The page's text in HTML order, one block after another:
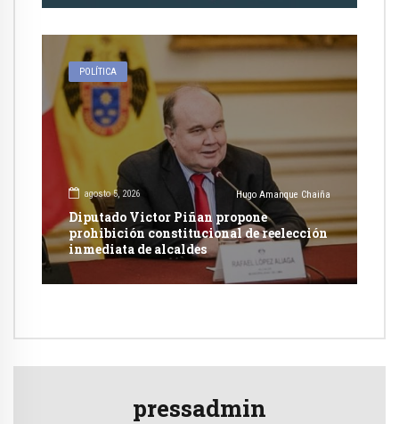
POLÍTICA
agosto 5, 2026 Hugo Amanque Chaiña
Diputado Victor Piñan propone
prohibición constitucional de reelección
inmediata de alcaldes
pressadmin